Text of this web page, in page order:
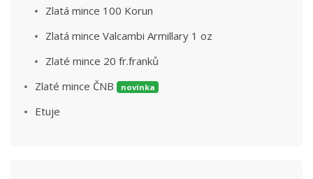
Zlatá mince 100 Korun
Zlatá mince Valcambi Armillary 1 oz
Zlaté mince 20 fr.franků
Zlaté mince ČNB
novinka
Etuje